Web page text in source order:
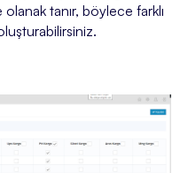
tanır, böylece farklı